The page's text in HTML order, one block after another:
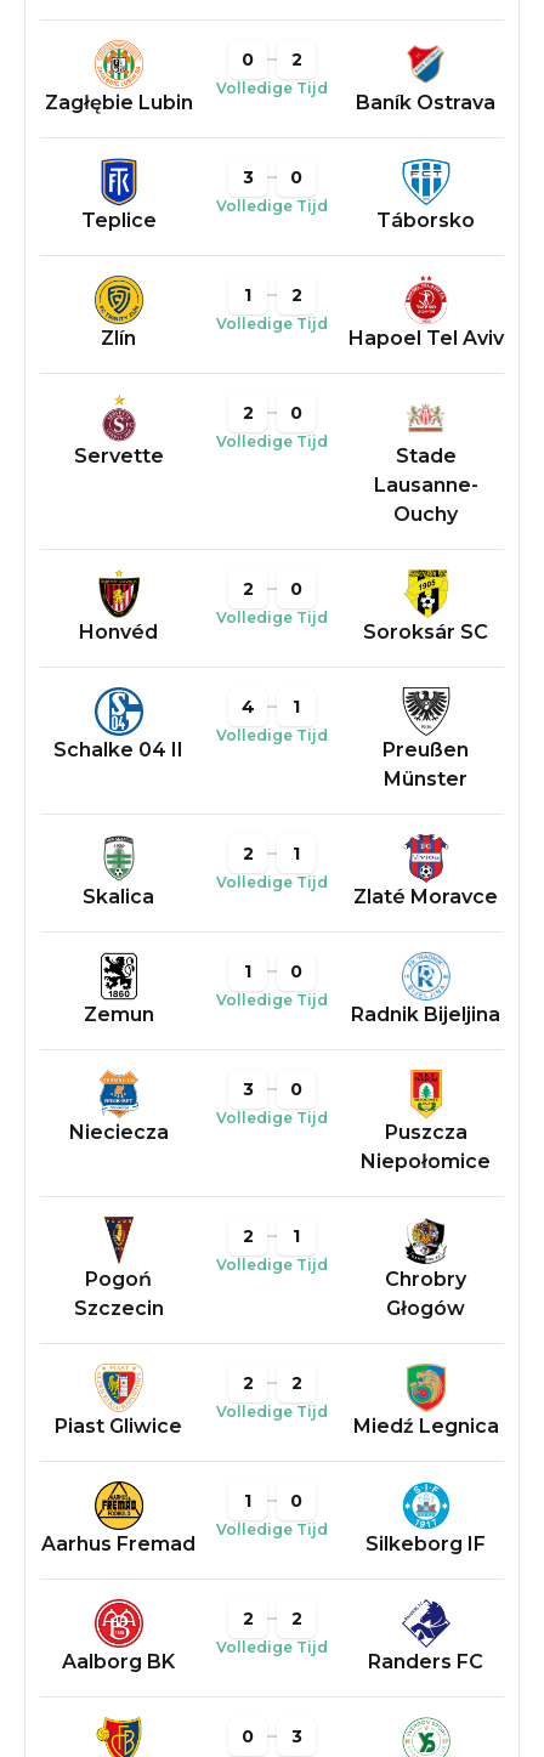
Zagłębie Lubin
0 2
Volledige Tijd
Baník Ostrava
Teplice
3 0
Volledige Tijd
Táborsko
Zlín
1 2
Volledige Tijd
Hapoel Tel Aviv
Servette
2 0
Volledige Tijd
Stade
Lausanne-
Ouchy
Honvéd
2 0
Volledige Tijd
Soroksár SC
Schalke 04 II
4 1
Volledige Tijd
Preußen
Münster
Skalica
2 1
Volledige Tijd
Zlaté Moravce
Zemun
1 0
Volledige Tijd
Radnik Bijeljina
Nieciecza
3 0
Volledige Tijd
Puszcza
Niepołomice
Pogoń
Szczecin
2 1
Volledige Tijd
Chrobry
Głogów
Piast Gliwice
2 2
Volledige Tijd
Miedź Legnica
Aarhus Fremad
1 0
Volledige Tijd
Silkeborg IF
Aalborg BK
2 2
Volledige Tijd
Randers FC
0 3